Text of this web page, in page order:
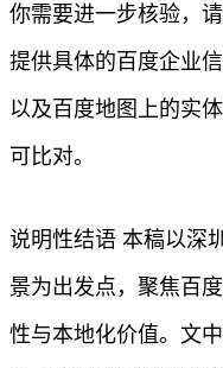
你需要进一步核验，
提供具体的百度企业
以及百度地图上的实
可比对。
说明性结语 本稿以深
景为出发点，聚焦百
性与本地化价值。文